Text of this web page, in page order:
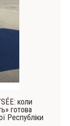
коли
готова
Республіки